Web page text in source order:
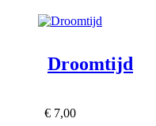
Droomtijd
€ 7,00